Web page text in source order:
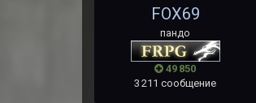
FOX69
пандо
49 850
3 211 сообщение